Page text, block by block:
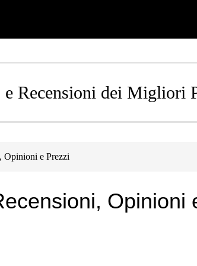
e Recensioni dei Migliori
e Prezzi
Opinioni